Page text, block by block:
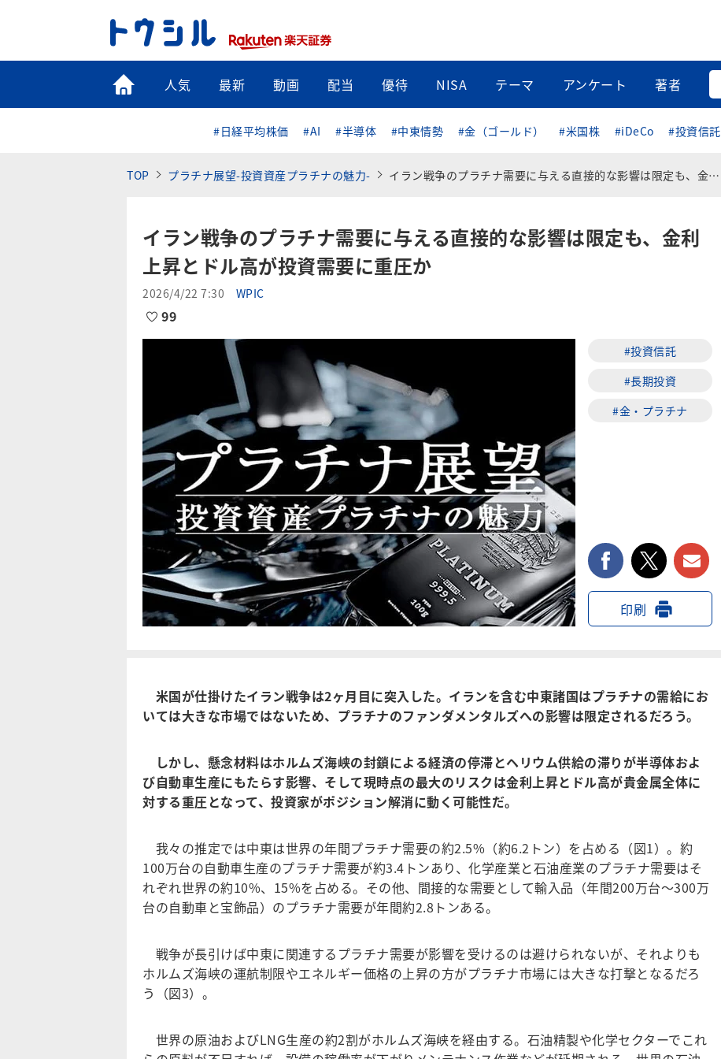
トップ
人気 最新 動画 配当 優待 NISA テーマ アンケート 著者
#日経平均株価 #AI #半導体 #中東情勢 #金（ゴールド） #米国株 #iDeCo #投資信託
TOP プラチナ展望-投資資産プラチナの魅力- イラン戦争のプラチナ需要に与える直接的な影響は限定も、金利上昇とドル高が投資需要に重圧か
イラン戦争のプラチナ需要に与える直接的な影響は限定も、金利
上昇とドル高が投資需要に重圧か
2026/4/22 7:30 WPIC
99
#投資信託
#長期投資
#金・プラチナ
facebooktwitter
印刷
米国が仕掛けたイラン戦争は2ヶ月目に突入した。イランを含む中東諸国はプラチナの需給にお
いては大きな市場ではないため、プラチナのファンダメンタルズへの影響は限定されるだろう。
しかし、懸念材料はホルムズ海峡の封鎖による経済の停滞とヘリウム供給の滞りが半導体およ
び自動車生産にもたらす影響、そして現時点の最大のリスクは金利上昇とドル高が貴金属全体に
対する重圧となって、投資家がポジション解消に動く可能性だ。
我々の推定では中東は世界の年間プラチナ需要の約2.5%（約6.2トン）を占める（図1）。約
100万台の自動車生産のプラチナ需要が約3.4トンあり、化学産業と石油産業のプラチナ需要はそ
れぞれ世界の約10%、15%を占める。その他、間接的な需要として輸入品（年間200万台〜300万
台の自動車と宝飾品）のプラチナ需要が年間約2.8トンある。
戦争が長引けば中東に関連するプラチナ需要が影響を受けるのは避けられないが、それよりも
ホルムズ海峡の運航制限やエネルギー価格の上昇の方がプラチナ市場には大きな打撃となるだろ
う（図3）。
世界の原油およびLNG生産の約2割がホルムズ海峡を経由する。石油精製や化学セクターでこれ